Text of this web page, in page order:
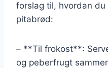
forslag til, hvordan
pitabrød:
– **Til frokost**:
og peberfrugt